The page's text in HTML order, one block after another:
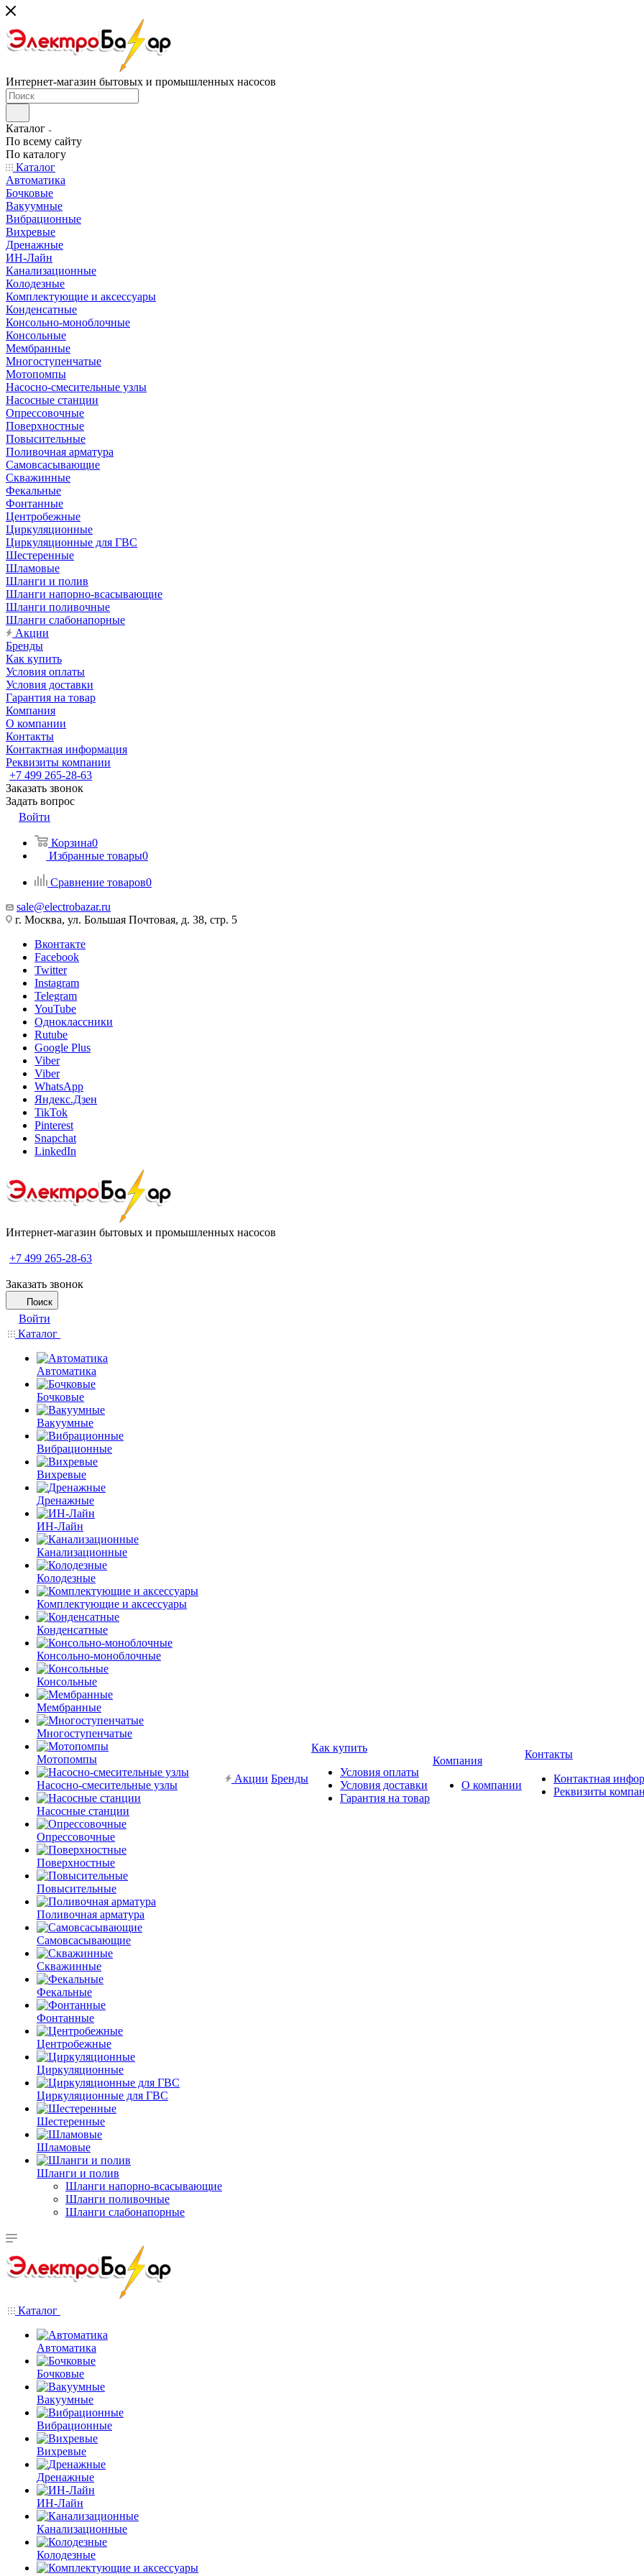
Интернет-магазин бытовых и промышленных насосов
Каталог
По всему сайту
По каталогу
Каталог
Автоматика
Бочковые
Вакуумные
Вибрационные
Вихревые
Дренажные
ИН-Лайн
Канализационные
Колодезные
Комплектующие и аксессуары
Конденсатные
Консольно-моноблочные
Консольные
Мембранные
Многоступенчатые
Мотопомпы
Насосно-смесительные узлы
Насосные станции
Опрессовочные
Поверхностные
Повысительные
Поливочная арматура
Самовсасывающие
Скважинные
Фекальные
Фонтанные
Центробежные
Циркуляционные
Циркуляционные для ГВС
Шестеренные
Шламовые
Шланги и полив
Шланги напорно-всасывающие
Шланги поливочные
Шланги слабонапорные
Акции
Бренды
Как купить
Условия оплаты
Условия доставки
Гарантия на товар
Компания
О компании
Контакты
Контактная информация
Реквизиты компании
+7 499 265-28-63
Заказать звонок
Задать вопрос
Войти
Корзина0
Избранные товары0
Сравнение товаров0
sale@electrobazar.ru
г. Москва, ул. Большая Почтовая, д. 38, стр. 5
Вконтакте
Facebook
Twitter
Instagram
Telegram
YouTube
Одноклассники
Rutube
Google Plus
Viber
Viber
WhatsApp
Яндекс.Дзен
TikTok
Pinterest
Snapchat
LinkedIn
Интернет-магазин бытовых и промышленных насосов
+7 499 265-28-63
Заказать звонок
Поиск
Войти
Каталог
Автоматика
Бочковые
Вакуумные
Вибрационные
Вихревые
Дренажные
ИН-Лайн
Канализационные
Колодезные
Комплектующие и аксессуары
Конденсатные
Консольно-моноблочные
Консольные
Мембранные
Многоступенчатые
Мотопомпы
Насосно-смесительные узлы
Насосные станции
Опрессовочные
Поверхностные
Повысительные
Поливочная арматура
Самовсасывающие
Скважинные
Фекальные
Фонтанные
Центробежные
Циркуляционные
Циркуляционные для ГВС
Шестеренные
Шламовые
Шланги и полив
Шланги напорно-всасывающие
Шланги поливочные
Шланги слабонапорные
Акции Бренды
Как купить
Условия оплаты
Условия доставки
Гарантия на товар
Компания
О компании
Контакты
Контактная
Реквизиты
Каталог
Автоматика
Бочковые
Вакуумные
Вибрационные
Вихревые
Дренажные
ИН-Лайн
Канализационные
Колодезные